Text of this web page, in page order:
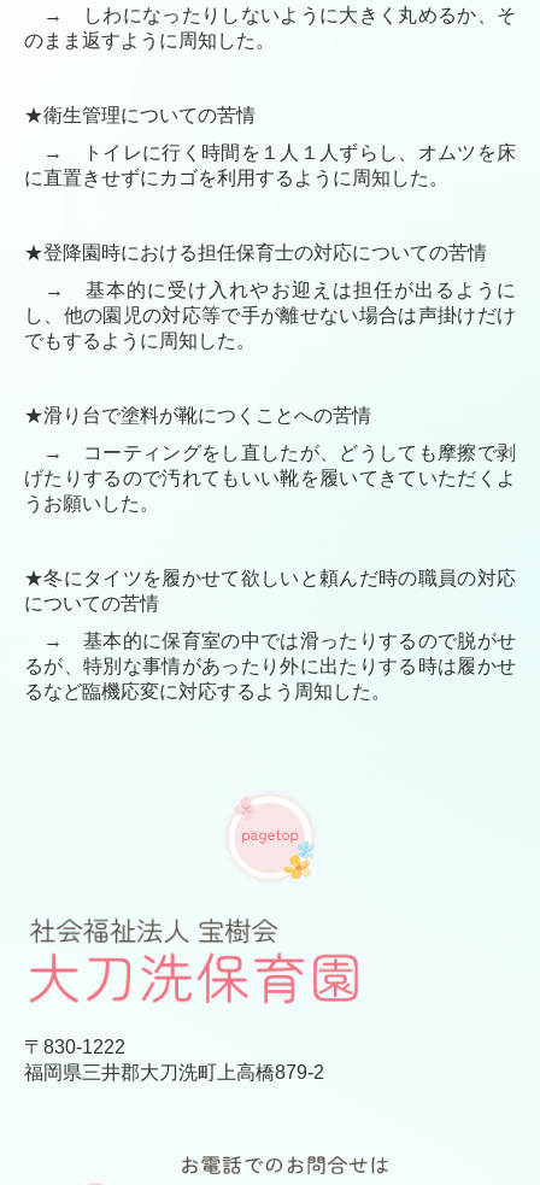
→ しわになったりしないように大きく丸めるか、そ
のまま返すように周知した。
★衛生管理についての苦情
→ トイレに行く時間を１人１人ずらし、オムツを床
に直置きせずにカゴを利用するように周知した。
★登降園時における担任保育士の対応についての苦情
→ 基本的に受け入れやお迎えは担任が出るように
し、他の園児の対応等で手が離せない場合は声掛けだけ
でもするように周知した。
★滑り台で塗料が靴につくことへの苦情
→ コーティングをし直したが、どうしても摩擦で剥
げたりするので汚れてもいい靴を履いてきていただくよ
うお願いした。
★冬にタイツを履かせて欲しいと頼んだ時の職員の対応
についての苦情
→ 基本的に保育室の中では滑ったりするので脱がせ
るが、特別な事情があったり外に出たりする時は履かせ
るなど臨機応変に対応するよう周知した。
〒830-1222
福岡県三井郡大刀洗町上高橋879-2